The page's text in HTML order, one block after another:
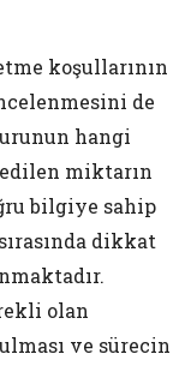
koşullarının
de
hangi
miktarın
bilgiye sahip
dikkat
olan
ve sürecin